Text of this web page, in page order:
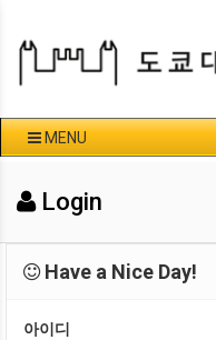
MENU
Login
Have a Nice Day!
아이디